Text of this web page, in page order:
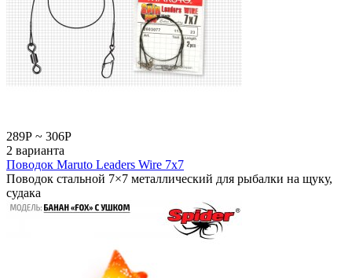
289Р ~ 306Р
2 варианта
Поводок Maruto Leaders Wire 7х7
Поводок стальной 7×7 металлический для рыбалки на щуку,
судака